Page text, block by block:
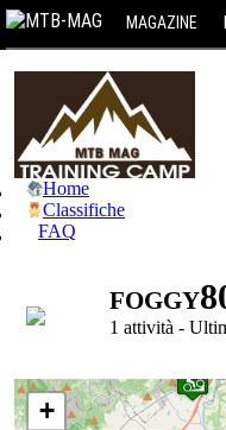
MAGAZINE
Home
Classifiche
FAQ
1 attività -
+